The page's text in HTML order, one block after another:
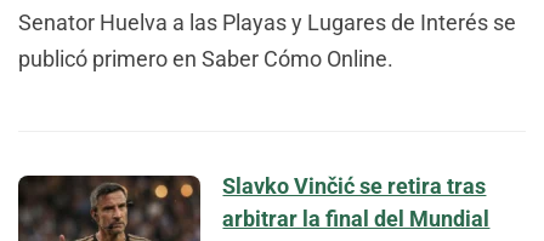
Senator Huelva a las Playas y Lugares de Interés se
publicó primero en Saber Cómo Online.
Slavko Vinčić se retira tras
arbitrar la final del Mundial